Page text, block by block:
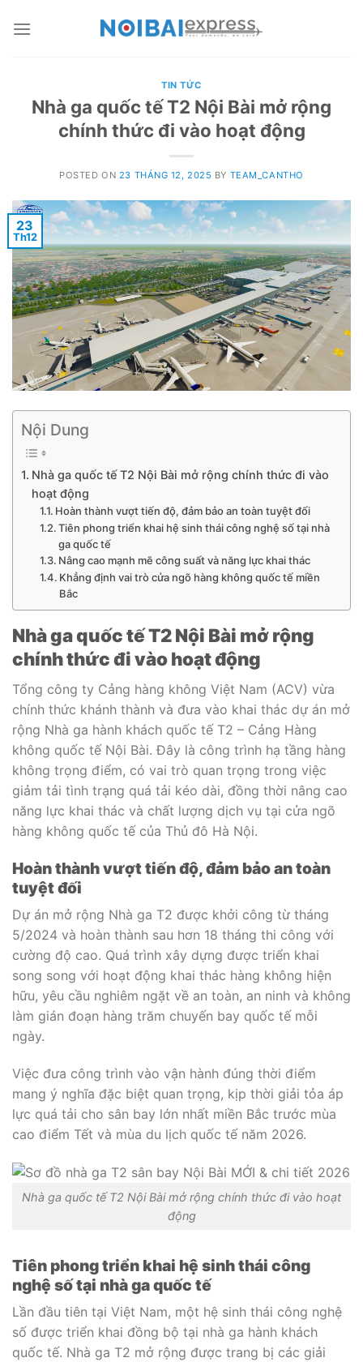
TIN TỨC
Nhà ga quốc tế T2 Nội Bài mở rộng
chính thức đi vào hoạt động
POSTED ON 23 THÁNG 12, 2025 BY TEAM_CANTHO
23
Th12
Nội Dung
Nhà ga quốc tế T2 Nội Bài mở rộng chính thức đi vào
hoạt động
Hoàn thành vượt tiến độ, đảm bảo an toàn tuyệt đối
Tiên phong triển khai hệ sinh thái công nghệ số tại nhà
ga quốc tế
Nâng cao mạnh mẽ công suất và năng lực khai thác
Khẳng định vai trò cửa ngõ hàng không quốc tế miền
Bắc
Nhà ga quốc tế T2 Nội Bài mở rộng
chính thức đi vào hoạt động
Tổng công ty Cảng hàng không Việt Nam (ACV) vừa
chính thức khánh thành và đưa vào khai thác dự án mở
rộng Nhà ga hành khách quốc tế T2 – Cảng Hàng
không quốc tế Nội Bài. Đây là công trình hạ tầng hàng
không trọng điểm, có vai trò quan trọng trong việc
giảm tải tình trạng quá tải kéo dài, đồng thời nâng cao
năng lực khai thác và chất lượng dịch vụ tại cửa ngõ
hàng không quốc tế của Thủ đô Hà Nội.
Hoàn thành vượt tiến độ, đảm bảo an toàn
tuyệt đối
Dự án mở rộng Nhà ga T2 được khởi công từ tháng
5/2024 và hoàn thành sau hơn 18 tháng thi công với
cường độ cao. Quá trình xây dựng được triển khai
song song với hoạt động khai thác hàng không hiện
hữu, yêu cầu nghiêm ngặt về an toàn, an ninh và không
làm gián đoạn hàng trăm chuyến bay quốc tế mỗi
ngày.
Việc đưa công trình vào vận hành đúng thời điểm
mang ý nghĩa đặc biệt quan trọng, kịp thời giải tỏa áp
lực quá tải cho sân bay lớn nhất miền Bắc trước mùa
cao điểm Tết và mùa du lịch quốc tế năm 2026.
Nhà ga quốc tế T2 Nội Bài mở rộng chính thức đi vào hoạt
động
Tiên phong triển khai hệ sinh thái công
nghệ số tại nhà ga quốc tế
Lần đầu tiên tại Việt Nam, một hệ sinh thái công nghệ
số được triển khai đồng bộ tại nhà ga hành khách
quốc tế. Nhà ga T2 mở rộng được trang bị các giải